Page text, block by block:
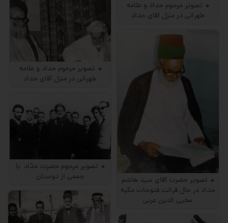
تصویر مرحوم حداد و علامه
طهرانی در منزل آقای حداد
تصویر مرحوم حداد و علامه
طهرانی در منزل آقای حداد
تصویر حضرت آقای سید هاشم
حداد در حال قرائت فتوحات مکیه
محیی الدین عربی
تصویر مرحوم حضرت حدّاد با
جمعی از دوستان